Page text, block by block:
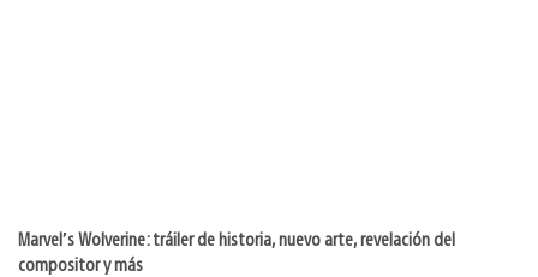
Marvel’s Wolverine: tráiler de historia, nuevo arte, revelación del
compositor y más